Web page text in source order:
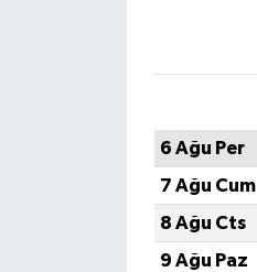
6 Ağu Per
7 Ağu Cum
8 Ağu Cts
9 Ağu Paz